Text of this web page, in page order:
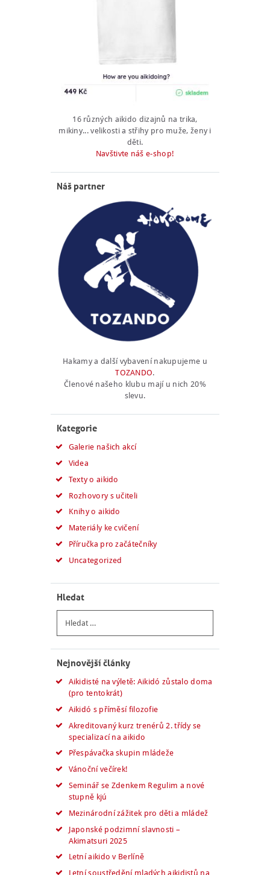
16 různých aikido dizajnů na trika,
mikiny... velikosti a střihy pro muže, ženy i
děti.
Navštivte náš e-shop!
Náš partner
Hakamy a další vybavení nakupujeme u
TOZANDO.
Členové našeho klubu mají u nich 20%
slevu.
Kategorie
Galerie našich akcí
Videa
Texty o aikido
Rozhovory s učiteli
Knihy o aikido
Materiály ke cvičení
Příručka pro začátečníky
Uncategorized
Hledat
Nejnovější články
Aikidisté na výletě: Aikidó zůstalo doma
(pro tentokrát)
Aikidó s příměsí filozofie
Akreditovaný kurz trenérů 2. třídy se
specializací na aikido
Přespávačka skupin mládeže
Vánoční večírek!
Seminář se Zdenkem Regulim a nové
stupně kjú
Mezinárodní zážitek pro děti a mládež
Japonské podzimní slavnosti –
Akimatsuri 2025
Letní aikido v Berlíně
Letní soustředění mladých aikidistů na